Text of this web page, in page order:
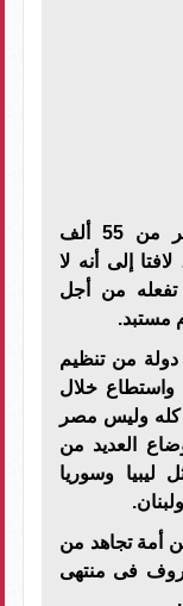
وأكد الرئيس السيسى أن هناك أكثر من 55 ألف
إلى أنه لا
تفعله من أجل
مستبد.
دولة من تنظيم
منذ أكثر من 90 سنة واستطاع خلال
كله وليس مصر
العديد من
ليبيا وسوريا
أمة تجاهد من
فى منتهى